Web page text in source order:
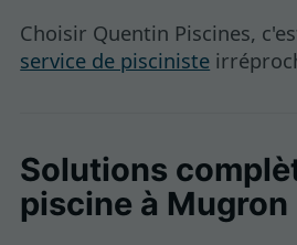
Choisir Quentin Piscines,
service de pisciniste
Solutions
piscine à Mugron